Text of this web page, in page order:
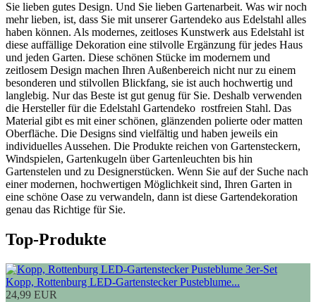
Sie lieben gutes Design. Und Sie lieben Gartenarbeit. Was wir noch
mehr lieben, ist, dass Sie mit unserer Gartendeko aus Edelstahl alles
haben können. Als modernes, zeitloses Kunstwerk aus Edelstahl ist
diese auffällige Dekoration eine stilvolle Ergänzung für jedes Haus
und jeden Garten. Diese schönen Stücke im modernem und
zeitlosem Design machen Ihren Außenbereich nicht nur zu einem
besonderen und stilvollen Blickfang, sie ist auch hochwertig und
langlebig. Nur das Beste ist gut genug für Sie. Deshalb verwenden
die Hersteller für die Edelstahl Gartendeko rostfreien Stahl. Das
Material gibt es mit einer schönen, glänzenden polierte oder matten
Oberfläche. Die Designs sind vielfältig und haben jeweils ein
individuelles Aussehen. Die Produkte reichen von Gartensteckern,
Windspielen, Gartenkugeln über Gartenleuchten bis hin
Gartenstelen und zu Designerstücken. Wenn Sie auf der Suche nach
einer modernen, hochwertigen Möglichkeit sind, Ihren Garten in
eine schöne Oase zu verwandeln, dann ist diese Gartendekoration
genau das Richtige für Sie.
Top-Produkte
Kopp, Rottenburg LED-Gartenstecker Pusteblume...
24,99 EUR